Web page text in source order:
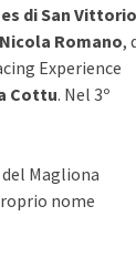
di San Vittorio
Nicola Romano,
Experience
Cottu. Nel 3º
Magliona
nome